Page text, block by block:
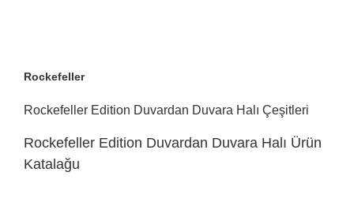
Rockefeller
Rockefeller Edition Duvardan Duvara Halı Çeşitleri
Rockefeller Edition Duvardan Duvara Halı Ürün
Katalağu